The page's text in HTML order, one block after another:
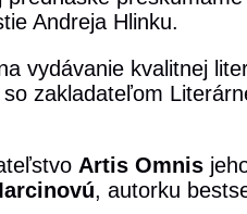
Andreja Hlinku.
vydávanie kvalitnej
zakladateľom
Artis Omnis
, autorku